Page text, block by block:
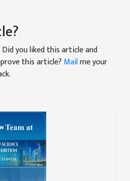
Did you liked this article and
this article? Mailme your